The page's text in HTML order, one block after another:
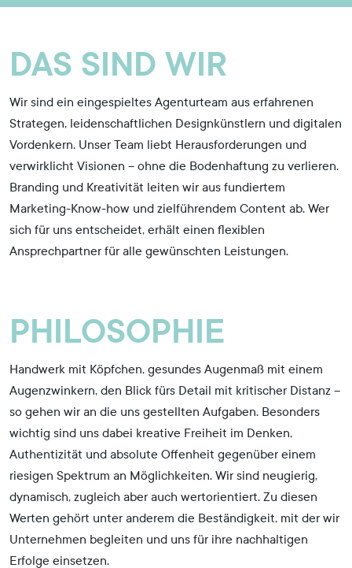
DAS SIND WIR
Wir sind ein eingespieltes Agenturteam aus erfahrenen
Strategen, leidenschaftlichen Designkünstlern und digitalen
Vordenkern. Unser Team liebt Herausforderungen und
verwirklicht Visionen – ohne die Bodenhaftung zu verlieren.
Branding und Kreativität leiten wir aus fundiertem
Marketing-Know-how und zielführendem Content ab. Wer
sich für uns entscheidet, erhält einen flexiblen
Ansprechpartner für alle gewünschten Leistungen.
PHILOSOPHIE
Handwerk mit Köpfchen, gesundes Augenmaß mit einem
Augenzwinkern, den Blick fürs Detail mit kritischer Distanz –
so gehen wir an die uns gestellten Aufgaben. Besonders
wichtig sind uns dabei kreative Freiheit im Denken,
Authentizität und absolute Offenheit gegenüber einem
riesigen Spektrum an Möglichkeiten. Wir sind neugierig,
dynamisch, zugleich aber auch wertorientiert. Zu diesen
Werten gehört unter anderem die Beständigkeit, mit der wir
Unternehmen begleiten und uns für ihre nachhaltigen
Erfolge einsetzen.